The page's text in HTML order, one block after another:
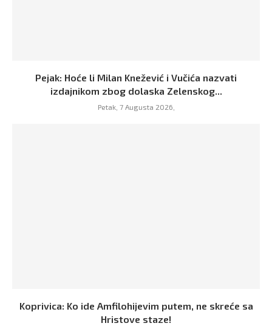
Pejak: Hoće li Milan Knežević i Vučića nazvati
izdajnikom zbog dolaska Zelenskog...
Petak, 7 Augusta 2026,
Koprivica: Ko ide Amfilohijevim putem, ne skreće sa
Hristove staze!